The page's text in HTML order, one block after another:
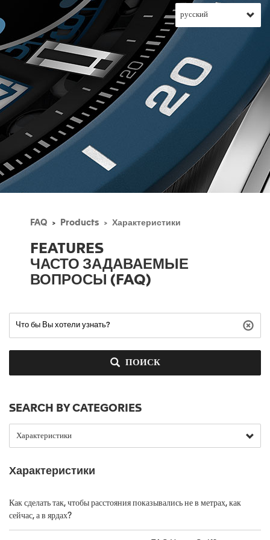
FAQ Products Характеристики
FEATURES
ЧАСТО ЗАДАВАЕМЫЕ
ВОПРОСЫ (FAQ)
ПОИСК
SEARCH BY CATEGORIES
Характеристики
Как сделать так, чтобы расстояния показывались не в метрах, как
сейчас, а в ярдах?